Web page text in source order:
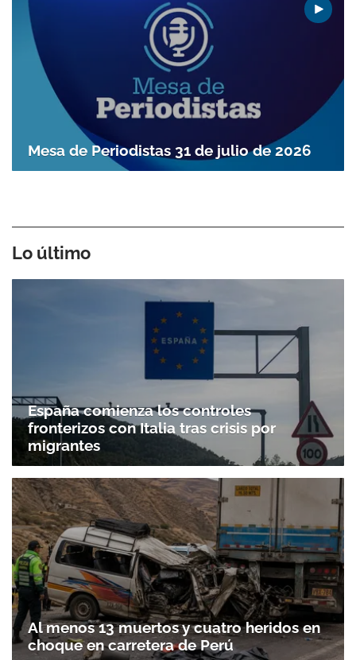
Mesa de Periodistas 31 de julio de 2026
Lo último
España comienza los controles
fronterizos con Italia tras crisis por
migrantes
Al menos 13 muertos y cuatro heridos en
choque en carretera de Perú